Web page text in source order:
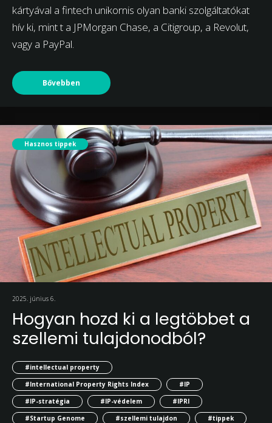
kártyával a fintech unikornis olyan banki szolgáltatókat
hív ki, mint t a JPMorgan Chase, a Citigroup, a Revolut,
vagy a PayPal.
Bővebben
Hasznos tippek
2025. június 6.
Hogyan hozd ki a legtöbbet a
szellemi tulajdonodból?
#intellectual property
#International Property Rights Index
#IP
#IP-stratégia
#IP-védelem
#IPRI
#Startup Genome
#szellemi tulajdon #tippek